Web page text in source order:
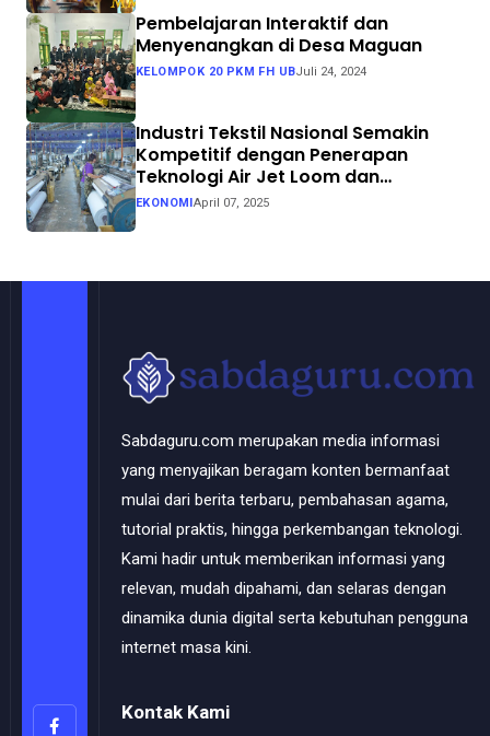
Pembelajaran Interaktif dan
Menyenangkan di Desa Maguan
KELOMPOK 20 PKM FH UBJuli 24, 2024
Industri Tekstil Nasional Semakin
Kompetitif dengan Penerapan
Teknologi Air Jet Loom dan
Continuous Dyeing di CV. Garuda
Solo Perkasa
EKONOMI April 07, 2025
Sabdaguru.com merupakan media informasi
yang menyajikan beragam konten bermanfaat
mulai dari berita terbaru, pembahasan agama,
tutorial praktis, hingga perkembangan teknologi.
Kami hadir untuk memberikan informasi yang
relevan, mudah dipahami, dan selaras dengan
dinamika dunia digital serta kebutuhan pengguna
internet masa kini.
Kontak Kami